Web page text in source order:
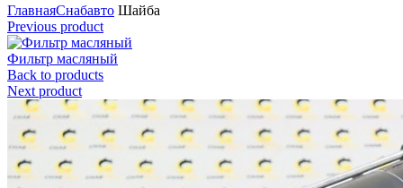
ГлавнаяСнабавто Шайба
Previous product
Фильтр масляный
Back to products
Next product